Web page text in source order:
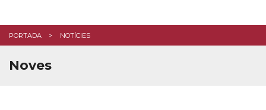
PORTADA NOTÍCIES
Noves